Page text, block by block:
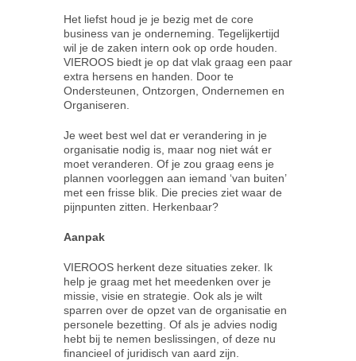
Het liefst houd je je bezig met de core
business van je onderneming. Tegelijkertijd
wil je de zaken intern ook op orde houden.
VIEROOS biedt je op dat vlak graag een paar
extra hersens en handen. Door te
Ondersteunen, Ontzorgen, Ondernemen en
Organiseren.
Je weet best wel dat er verandering in je
organisatie nodig is, maar nog niet wát er
moet veranderen. Of je zou graag eens je
plannen voorleggen aan iemand ‘van buiten’
met een frisse blik. Die precies ziet waar de
pijnpunten zitten. Herkenbaar?
Aanpak
VIEROOS herkent deze situaties zeker. Ik
help je graag met het meedenken over je
missie, visie en strategie. Ook als je wilt
sparren over de opzet van de organisatie en
personele bezetting. Of als je advies nodig
hebt bij te nemen beslissingen, of deze nu
financieel of juridisch van aard zijn.